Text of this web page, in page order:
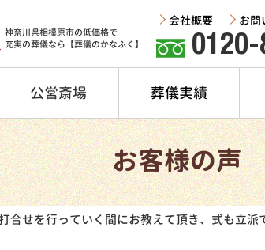
神奈川県相模原市の低価格で
充実の葬儀なら【葬儀のかなふく】
会社概要 お問
公営斎場 葬儀実績
お客様の声
合せを行っていく間にお教えて頂き、式も立派